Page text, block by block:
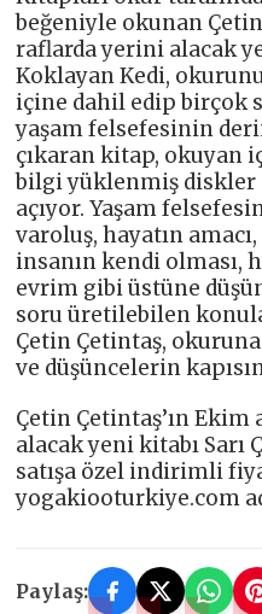
beğeniyle okunan
raflarda yerini alacak
Koklayan Kedi,
içine dahil edip birçok
yaşam felsefesinin
çıkaran kitap, okuyan
bilgi yüklenmiş
açıyor. Yaşam
varoluş, hayatın
insanın kendi olması,
evrim gibi üstüne
soru üretilebilen
Çetin Çetintaş,
ve düşüncelerin
Çetin Çetintaş’ın
alacak yeni kitabı Sarı
satışa özel indirimli
yogakiooturkiye.com
Paylaş: